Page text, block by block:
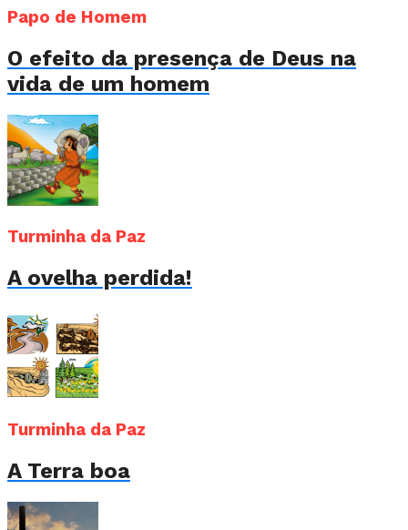
Papo de Homem
O efeito da presença de Deus na
vida de um homem
Turminha da Paz
A ovelha perdida!
Turminha da Paz
A Terra boa